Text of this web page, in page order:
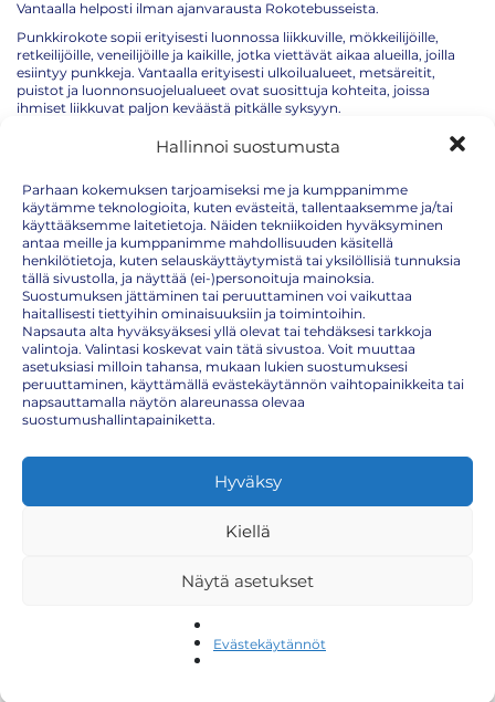
Hallinnoi suostumusta
Parhaan kokemuksen tarjoamiseksi me ja kumppanimme
käytämme teknologioita, kuten evästeitä, tallentaaksemme ja/tai
käyttääksemme laitetietoja. Näiden tekniikoiden hyväksyminen
antaa meille ja kumppanimme mahdollisuuden käsitellä
henkilötietoja, kuten selauskäyttäytymistä tai yksilöllisiä tunnuksia
tällä sivustolla, ja näyttää (ei-)personoituja mainoksia.
Suostumuksen jättäminen tai peruuttaminen voi vaikuttaa
haitallisesti tiettyihin ominaisuuksiin ja toimintoihin.
Napsauta alta hyväksyäksesi yllä olevat tai tehdäksesi tarkkoja
valintoja. Valintasi koskevat vain tätä sivustoa. Voit muuttaa
asetuksiasi milloin tahansa, mukaan lukien suostumuksesi
peruuttaminen, käyttämällä evästekäytännön vaihtopainikkeita tai
napsauttamalla näytön alareunassa olevaa
suostumushallintapainiketta.
Hyväksy
Kiellä
Näytä asetukset
Evästekäytännöt
Vantaalla helposti ilman ajanvarausta Rokotebusseista.
Punkkirokote sopii erityisesti luonnossa liikkuville, mökkeilijöille,
retkeilijöille, veneilijöille ja kaikille, jotka viettävät aikaa alueilla, joilla
esiintyy punkkeja. Vantaalla erityisesti ulkoilualueet, metsäreitit,
puistot ja luonnonsuojelualueet ovat suosittuja kohteita, joissa
ihmiset liikkuvat paljon keväästä pitkälle syksyyn.
Vaikka Vantaa ei ole rannikkokaupunki, punkkihavaintoja tehdään
myös pääkaupunkiseudun sisämaan viheralueilla jatkuvasti
puutiaisaivotulehdukselta.
Punkkirokotteen perusrokotussarja sisältää kolme rokotuskertaa.
Kun ostat koko rokotesarjan pakettina, säästät hinnassa ja varmistat
rokotussuojan etenemisen suunnitellusti.
RokoteNytin ajantasaisen hinnaston löydät täältä:
https://rokotenyt.fi/hinnasto/
Punkkirokote hinta
Punkkirokotteen voi ostaa yksittäisenä annoksena tai koko
rokotesarjana. Perusrokotesarjaan kuuluu kolme rokotetta, ja sarjan
Ajantasaiset hinnat sekä mahdolliset kampanjat löydät RokoteNytin
Miksi punkkirokote kannattaa ottaa Vantaalla?
Punkkihavaintoja tehdään myös Vantaalla jatkuvasti enemmän,
erityisesti metsäreiteillä, puistoissa ja luonnonläheisillä ulkoilualueilla.
Punkit viihtyvät kosteissa metsissä, korkeassa heinikossa ja rehevissä